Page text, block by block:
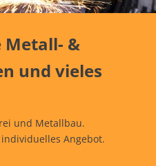
&
und vieles
und Metallbau.
Angebot.